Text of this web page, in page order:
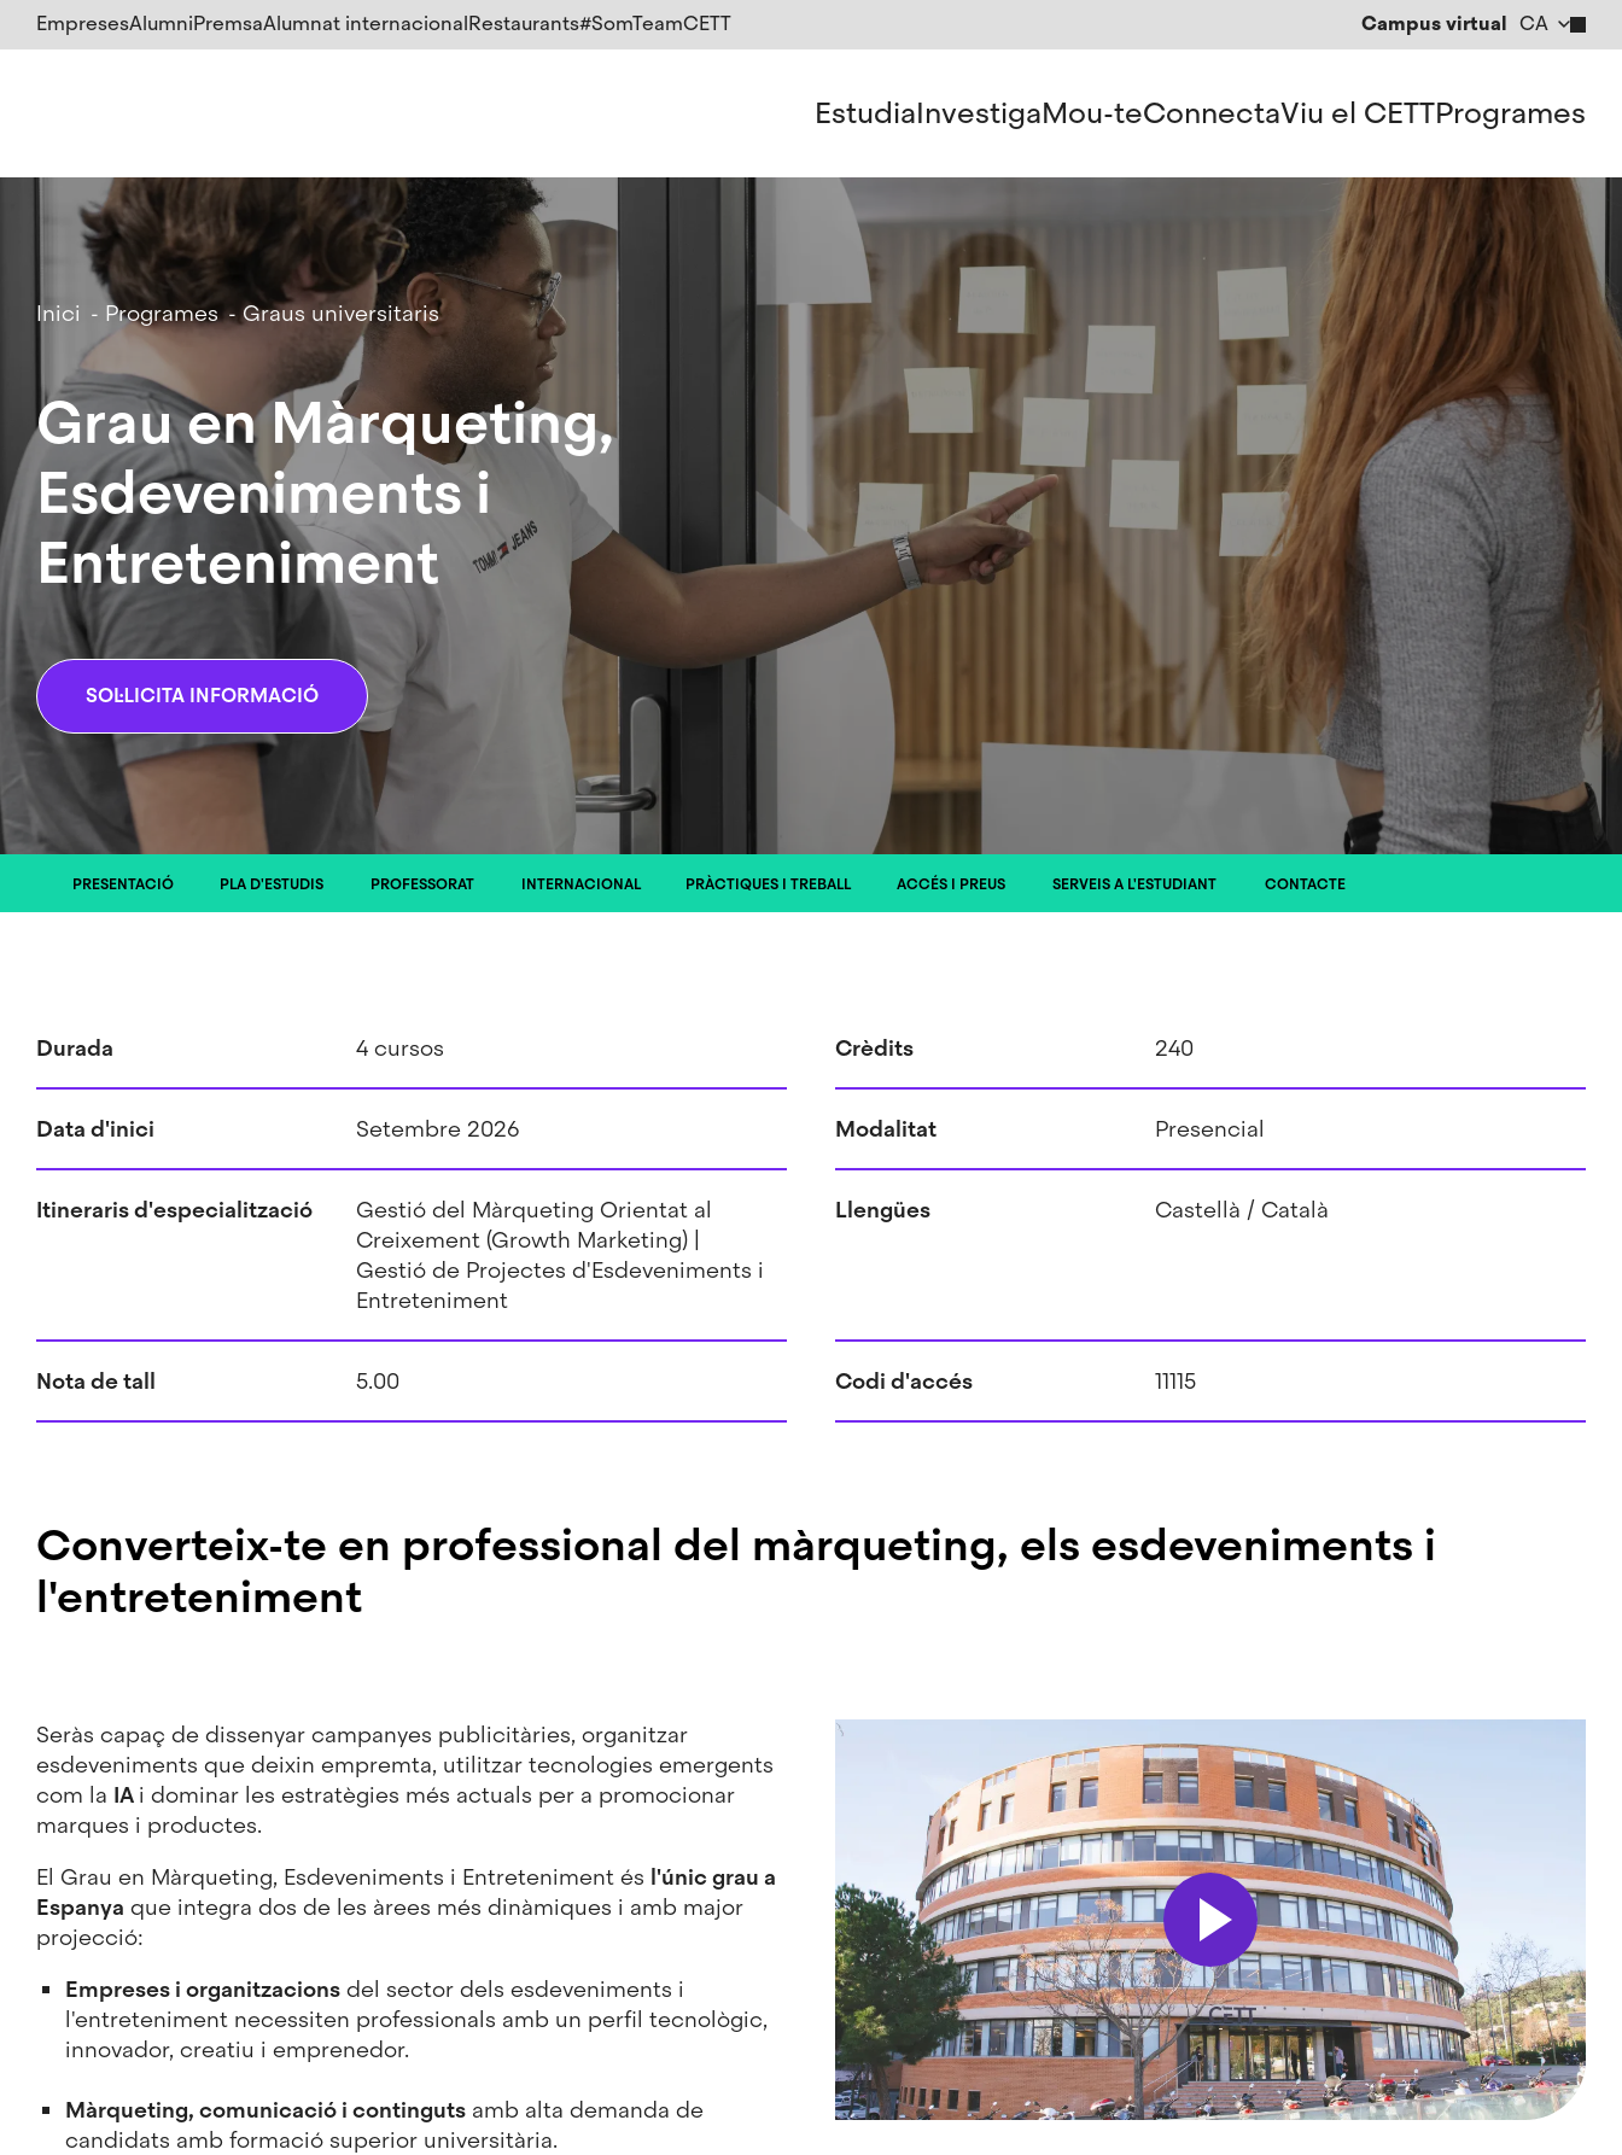
Salta
al
EmpresesAlumniPremsaAlumnat internacionalRestaurants#SomTeamCETT Campus virtual CA
EN
EstudiaInvestigaMou-teConnectaViu el CETTProgrames
Breadcrumb
Inici Programes Graus universitaris
Grau en Màrqueting,
Esdeveniments i
Entreteniment
SOL·LICITA INFORMACIÓ
PRESENTACIÓ PLA D'ESTUDIS PROFESSORAT INTERNACIONAL PRÀCTIQUES I TREBALL ACCÉS I PREUS SERVEIS A L'ESTUDIANT CONTACTE
Durada 4 cursos Crèdits 240
Data d'inici Setembre 2026 Modalitat Presencial
Itineraris d'especialització
Gestió del Màrqueting Orientat al
Creixement (Growth Marketing) |
Gestió de Projectes d'Esdeveniments i
Entreteniment
Llengües Castellà Català
Nota de tall 5.00 Codi d'accés 11115
Converteix-te en professional del màrqueting, els esdeveniments i
l'entreteniment
Seràs capaç de dissenyar campanyes publicitàries, organitzar
esdeveniments que deixin empremta, utilitzar tecnologies emergents
com la IA i dominar les estratègies més actuals per a promocionar
marques i productes.
El Grau en Màrqueting, Esdeveniments i Entreteniment és l'únic grau a
Espanya que integra dos de les àrees més dinàmiques i amb major
projecció:
Empreses i organitzacions del sector dels esdeveniments i
l'entreteniment necessiten professionals amb un perfil tecnològic,
innovador, creatiu i emprenedor.
Màrqueting, comunicació i continguts amb alta demanda de
candidats amb formació superior universitària.